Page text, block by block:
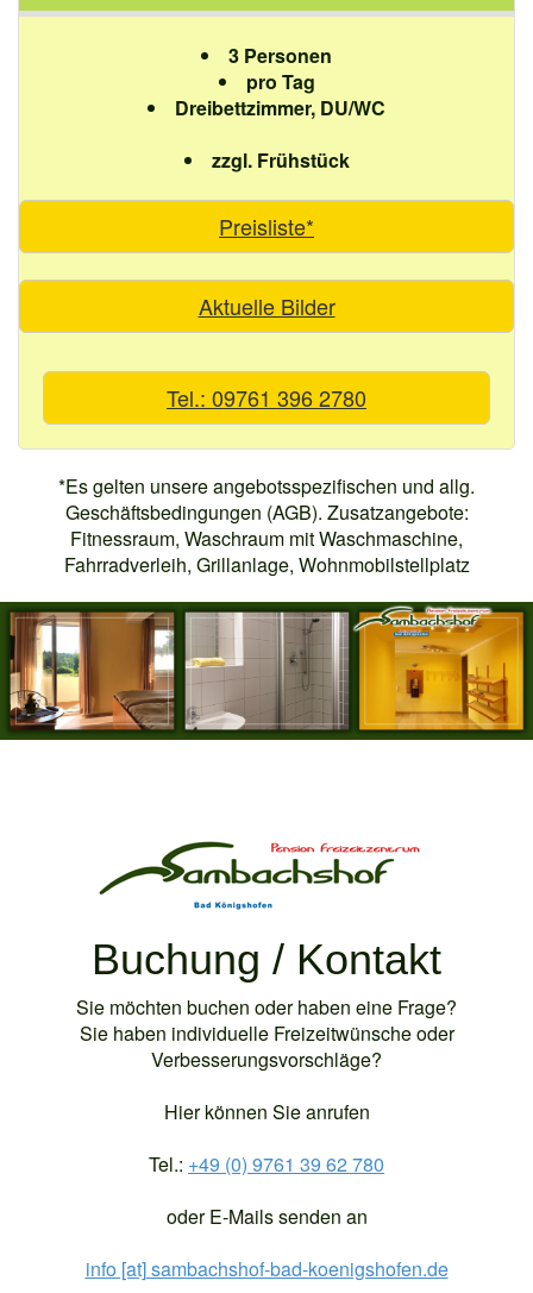
3 Personen
pro Tag
Dreibettzimmer, DU/WC
zzgl. Frühstück
Preisliste*
Aktuelle Bilder
Tel.: 09761 396 2780
*Es gelten unsere angebotsspezifischen und allg.
Geschäftsbedingungen (AGB). Zusatzangebote:
Fitnessraum, Waschraum mit Waschmaschine,
Fahrradverleih, Grillanlage, Wohnmobilstellplatz
Buchung / Kontakt
Sie möchten buchen oder haben eine Frage?
Sie haben individuelle Freizeitwünsche oder
Verbesserungsvorschläge?
Hier können Sie anrufen
Tel.: +49 (0) 9761 39 62 780
oder E-Mails senden an
info [at] sambachshof-bad-koenigshofen.de